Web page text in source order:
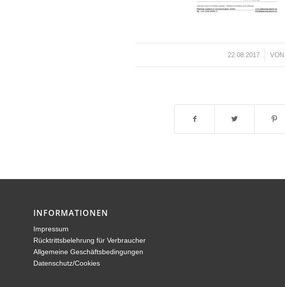
22.08.2017
/ VON
INFORMATIONEN
Impressum
Rücktrittsbelehrung für Verbraucher
Allgemeine Geschäftsbedingungen
Datenschutz/Cookies